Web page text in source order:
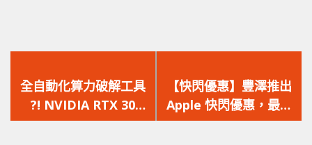
一
篇
文
全自動化算力破解工具
?! NVIDIA RTX 30
LHR 顯示卡挖礦算力再
一
篇
文
【快閃優惠】豐澤推出
Apple 快閃優惠，最平
$3,699 入手 !!